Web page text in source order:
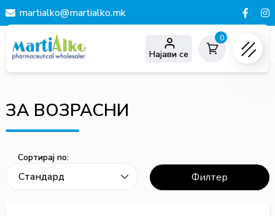
martialko@martialko.mk
Најави се
0
ЗА ВОЗРАСНИ
Сортирај по:
Филтер